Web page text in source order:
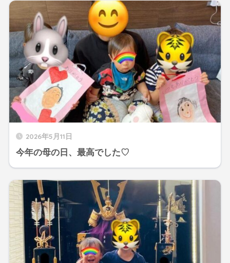
2026年5月11日
今年の母の日、最高でした♡